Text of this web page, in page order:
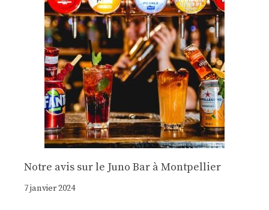
Notre avis sur le Juno Bar à Montpellier
7 janvier 2024